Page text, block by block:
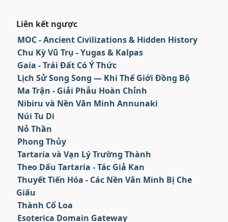
Liên kết ngược
MOC - Ancient Civilizations & Hidden History
Chu Kỳ Vũ Trụ - Yugas & Kalpas
Gaia - Trái Đất Có Ý Thức
Lịch Sử Song Song — Khi Thế Giới Đồng Bộ
Ma Trận - Giải Phẫu Hoàn Chỉnh
Nibiru và Nền Văn Minh Annunaki
Núi Tu Di
Nỏ Thần
Phong Thủy
Tartaria và Vạn Lý Trường Thành
Theo Dấu Tartaria - Tác Giả Kan
Thuyết Tiến Hóa - Các Nền Văn Minh Bị Che
Giấu
Thành Cổ Loa
Esoterica Domain Gateway